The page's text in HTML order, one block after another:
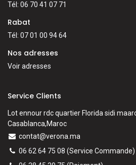
Tél: 06 70 41 07 71
Rabat
Tél: 07 01 00 94 64
Nos adresses
Voir adresses
Service Clients
Lot ennour rdc quartier Florida sidi
Casablanca,Maroc
contat@verona.ma
06 62 64 75 08 (Service Commande)